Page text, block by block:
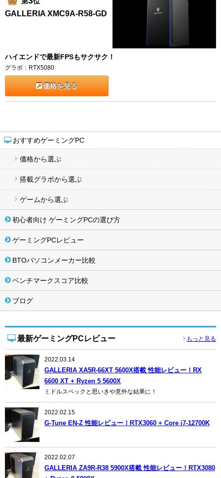
おすすめゲーミングPC
価格から選ぶ
搭載グラボから選ぶ
ゲームから選ぶ
初心者向け ゲーミングPCの選び方
ゲーミングPCレビュー
BTOパソコンメーカー比較
ベンチマークスコア比較
ブログ
最新ゲーミングPCレビュー もっと見る
2022.03.14
GALLERIA XA5R-66XT 5600X搭載 性能レビュー！RX
6600 XT + Ryzen 5 5600X
ミドルスペックと思いきや意外な結果に！
2022.02.15
G-Tune EN-Z 性能レビュー！RTX3060 + Core i7-12700K
2022.02.07
GALLERIA ZA9R-R38 5900X搭載 性能レビュー！RTX3080
GALLERIA XMC9A-R58-GD
ハイエンドで最新FPSもサクサク！
グラボ：RTX5080
価格を見る